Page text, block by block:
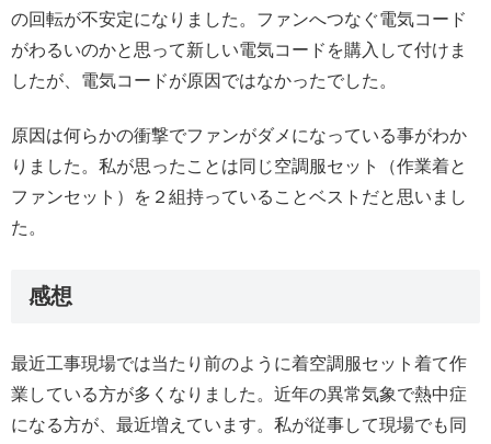
の回転が不安定になりました。ファンへつなぐ電気コード
がわるいのかと思って新しい電気コードを購入して付けま
したが、電気コードが原因ではなかったでした。
原因は何らかの衝撃でファンがダメになっている事がわか
りました。私が思ったことは同じ空調服セット（作業着と
ファンセット）を２組持っていることベストだと思いまし
た。
感想
最近工事現場では当たり前のように着空調服セット着て作
業している方が多くなりました。近年の異常気象で熱中症
になる方が、最近増えています。私が従事して現場でも同